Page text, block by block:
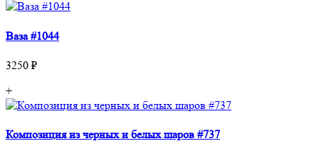
Ваза #1044
3250 ₽
+
Композиция из черных и белых шаров #737